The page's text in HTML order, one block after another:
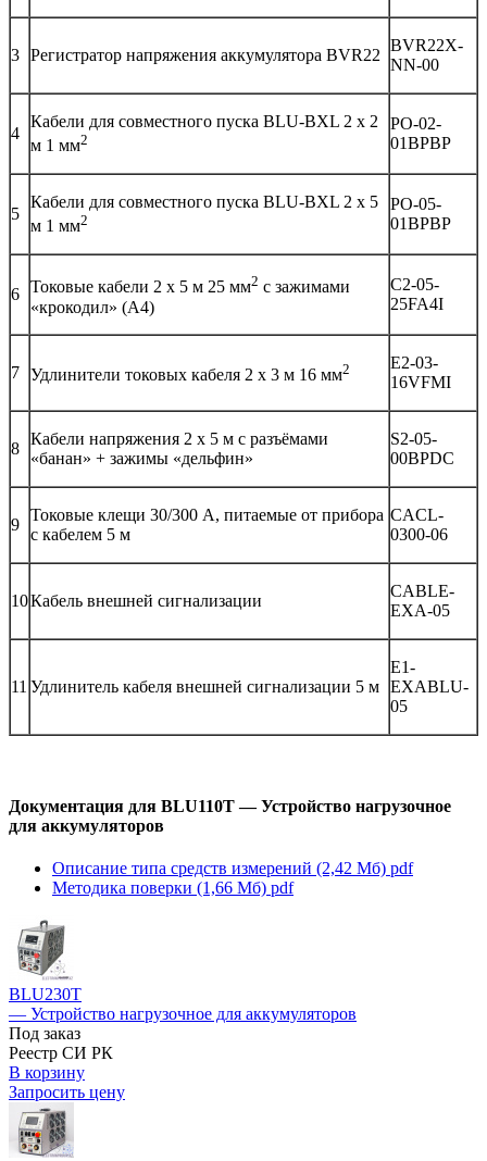
3 Регистратор напряжения аккумулятора BVR22
BVR22X-
NN-00
4
Кабели для совместного пуска BLU-BXL 2 х 2
м 1 мм2
PO-02-
01BPBP
5
Кабели для совместного пуска BLU-BXL 2 х 5
м 1 мм2
PO-05-
01BPBP
6 Токовые кабели 2 х 5 м 25 мм2 с зажимами
«крокодил» (А4)
C2-05-
25FA4I
7 Удлинители токовых кабеля 2 х 3 м 16 мм2
E2-03-
16VFMI
8
Кабели напряжения 2 х 5 м с разъёмами
«банан» + зажимы «дельфин»
S2-05-
00BPDC
9
Токовые клещи 30/300 А, питаемые от прибора
с кабелем 5 м
CACL-
0300-06
10Кабель внешней сигнализации
CABLE-
EXA-05
11 Удлинитель кабеля внешней сигнализации 5 м
E1-
EXABLU-
05
Документация для BLU110T — Устройство нагрузочное
для аккумуляторов
Описание типа средств измерений (2,42 Мб) pdf
Методика поверки (1,66 Мб) pdf
BLU230T
— Устройство нагрузочное для аккумуляторов
Под заказ
Реестр СИ РК
В корзину
Запросить цену